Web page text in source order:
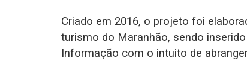
Criado em 2016, o projeto foi
turismo do Maranhão, sendo
Informação com o intuito de